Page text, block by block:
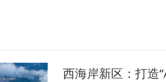
西海岸新区：打造